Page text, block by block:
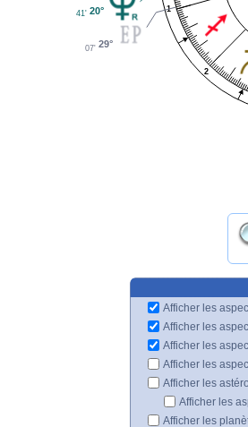
1
2
20°
41'
29°
07'
Afficher les
Afficher les
Afficher les
Afficher les
Afficher les
Afficher les
Afficher les